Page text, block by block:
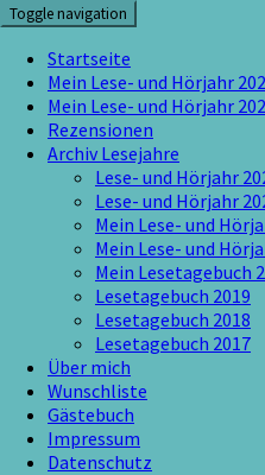
Skip
to
content
Toggle navigation
Startseite
Mein Lese- und Hörjahr
Mein Lese- und Hörjahr
Rezensionen
Archiv Lesejahre
Lese- und Hörjahr
Lese- und Hörjahr
Mein Lese- und
Mein Lese- und
Mein Lesetagebuch
Lesetagebuch 2019
Lesetagebuch 2018
Lesetagebuch 2017
Über mich
Wunschliste
Gästebuch
Impressum
Datenschutz